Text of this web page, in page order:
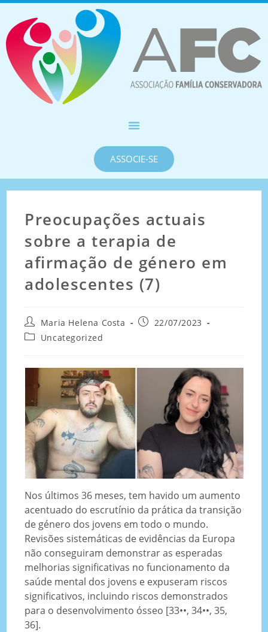
ASSOCIE-SE
Preocupações actuais
sobre a terapia de
afirmação de género em
adolescentes (7)
Maria Helena Costa
22/07/2023
Uncategorized
Nos últimos 36 meses, tem havido um aumento
acentuado do escrutínio da prática da transição
de género dos jovens em todo o mundo.
Revisões sistemáticas de evidências da Europa
não conseguiram demonstrar as esperadas
melhorias significativas no funcionamento da
saúde mental dos jovens e expuseram riscos
significativos, incluindo riscos demonstrados
para o desenvolvimento ósseo [33••, 34••, 35,
36].